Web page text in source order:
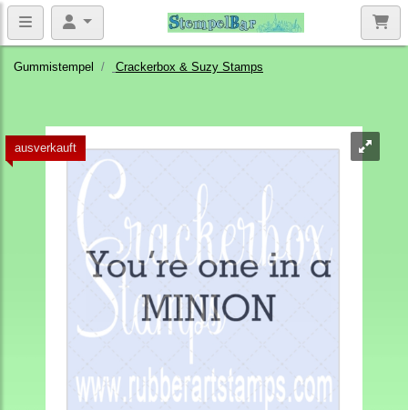
Gummistempel Crackerbox & Suzy Stamps
ausverkauft